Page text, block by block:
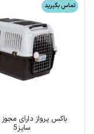
تماس بگیرید
سایز5